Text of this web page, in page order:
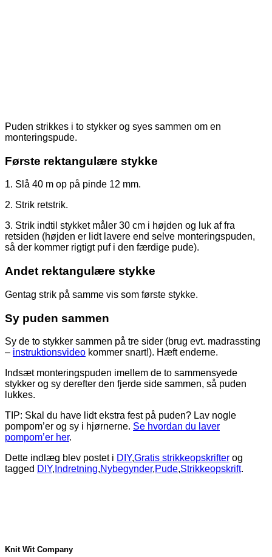
Puden strikkes i to stykker og syes sammen om en
monteringspude.
Første rektangulære stykke
1. Slå 40 m op på pinde 12 mm.
2. Strik retstrik.
3. Strik indtil stykket måler 30 cm i højden og luk af fra
retsiden (højden er lidt lavere end selve monteringspuden,
så der kommer rigtigt puf i den færdige pude).
Andet rektangulære stykke
Gentag strik på samme vis som første stykke.
Sy puden sammen
Sy de to stykker sammen på tre sider (brug evt. madrassting
– instruktionsvideo kommer snart!). Hæft enderne.
Indsæt monteringspuden imellem de to sammensyede
stykker og sy derefter den fjerde side sammen, så puden
lukkes.
TIP: Skal du have lidt ekstra fest på puden? Lav nogle
pompom’er og sy i hjørnerne. Se hvordan du laver
pompom’er her.
Dette indlæg blev postet i DIY,Gratis strikkeopskrifter og
tagged DIY, Indretning,Nybegynder,Pude,Strikkeopskrift.
Knit Wit Company